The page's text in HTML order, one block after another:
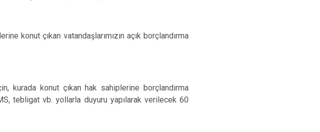
konut çıkan vatandaşlarımızın açık borçlandırma
kurada konut çıkan hak sahiplerine borçlandırma
tebligat vb. yollarla duyuru yapılarak verilecek 60